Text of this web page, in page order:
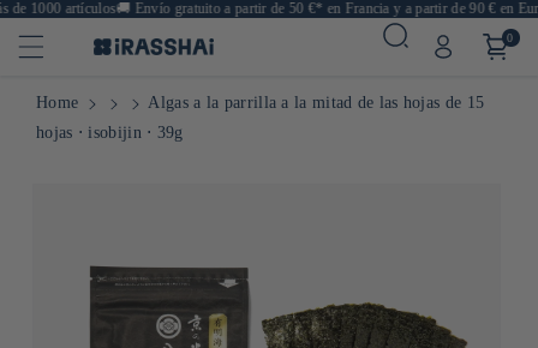
1000 artículos 🚚Envío gratuito a partir de 50 €* en Francia y a partir de 90 € en
0
Home
Algas a la parrilla a la mitad de las hojas de 15
hojas ⋅ isobijin ⋅ 39g